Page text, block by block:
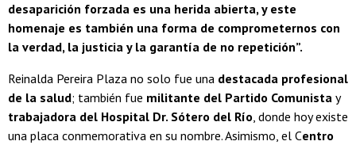
desaparición forzada es una herida abierta, y este
homenaje es también una forma de comprometernos con
la verdad, la justicia y la garantía de no repetición”.
Reinalda Pereira Plaza no solo fue una destacada profesional
de la salud; también fue militante del Partido Comunista y
trabajadora del Hospital Dr. Sótero del Río, donde hoy existe
una placa conmemorativa en su nombre. Asimismo, el Centro